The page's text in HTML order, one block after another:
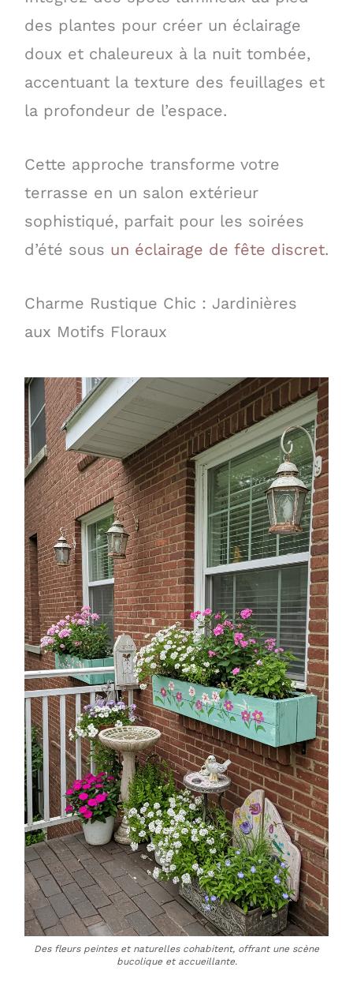
des plantes pour créer un éclairage
doux et chaleureux à la nuit tombée,
accentuant la texture des feuillages et
la profondeur de l’espace.
Cette approche transforme votre
terrasse en un salon extérieur
sophistiqué, parfait pour les soirées
d’été sous un éclairage de fête discret.
Charme Rustique Chic : Jardinières
aux Motifs Floraux
Des fleurs peintes et naturelles cohabitent, offrant une scène
bucolique et accueillante.